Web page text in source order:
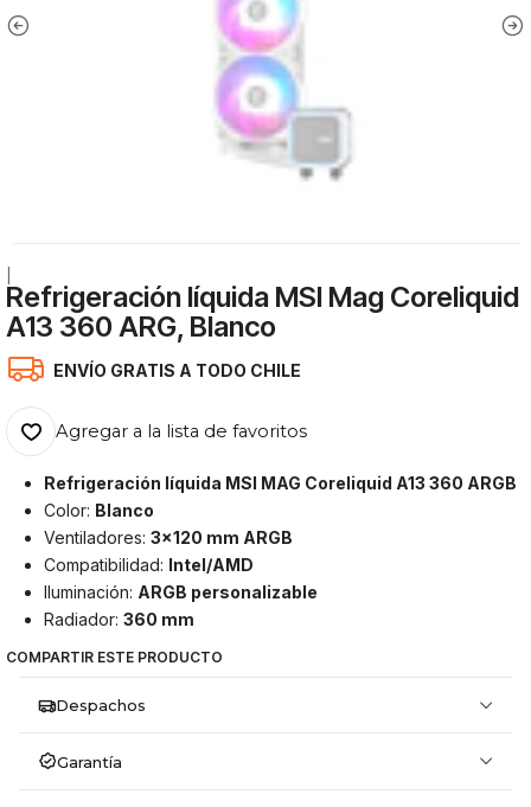
Refrigeración líquida MSI Mag Coreliquid
A13 360 ARG, Blanco
ENVÍO GRATIS A TODO CHILE
Agregar a la lista de favoritos
Refrigeración líquida MSI MAG Coreliquid A13 360 ARGB
Color: Blanco
Ventiladores:3x120 mm ARGB
Compatibilidad: Intel/AMD
Iluminación: ARGB personalizable
Radiador:360 mm
COMPARTIR ESTE PRODUCTO
Despachos
Garantía